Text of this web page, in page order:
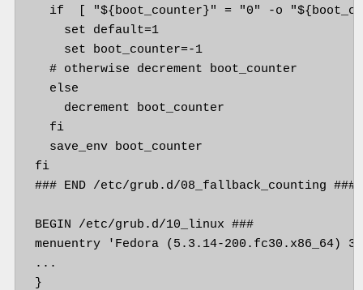
if  [ "${boot_counter}" = "0" -o
    set default=1
    set boot_counter=-1
  # otherwise decrement boot_counter
  else
    decrement boot_counter
  fi
  save_env boot_counter
fi
### END /etc/grub.d/08_fallback_counting ###
BEGIN /etc/grub.d/10_linux ###
menuentry 'Fedora (5.3.14-200.fc30.x86_64)
...
}